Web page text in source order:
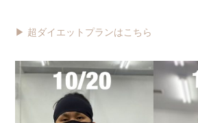
▶ 超ダイエットプランはこちら